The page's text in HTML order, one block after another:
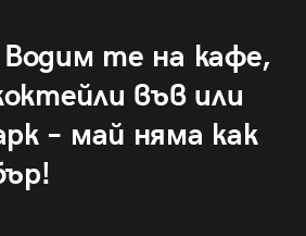
те на кафе,
във или
– май няма как